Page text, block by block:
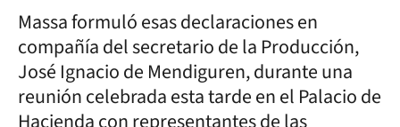
Massa formuló esas declaraciones en
compañía del secretario de la Producción,
José Ignacio de Mendiguren, durante una
reunión celebrada esta tarde en el Palacio de